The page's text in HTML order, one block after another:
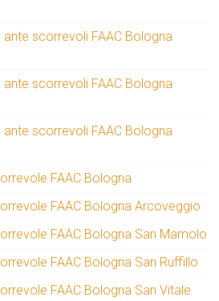
scorrevoli FAAC Bologna
scorrevoli FAAC Bologna
scorrevoli FAAC Bologna
FAAC Bologna
FAAC Bologna Arcoveggio
FAAC Bologna San Mamolo
FAAC Bologna San Ruffillo
FAAC Bologna San Vitale